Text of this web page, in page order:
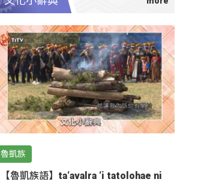
魯凱族
【魯凱族語】ta‘avalra ‘i tatolohae ni